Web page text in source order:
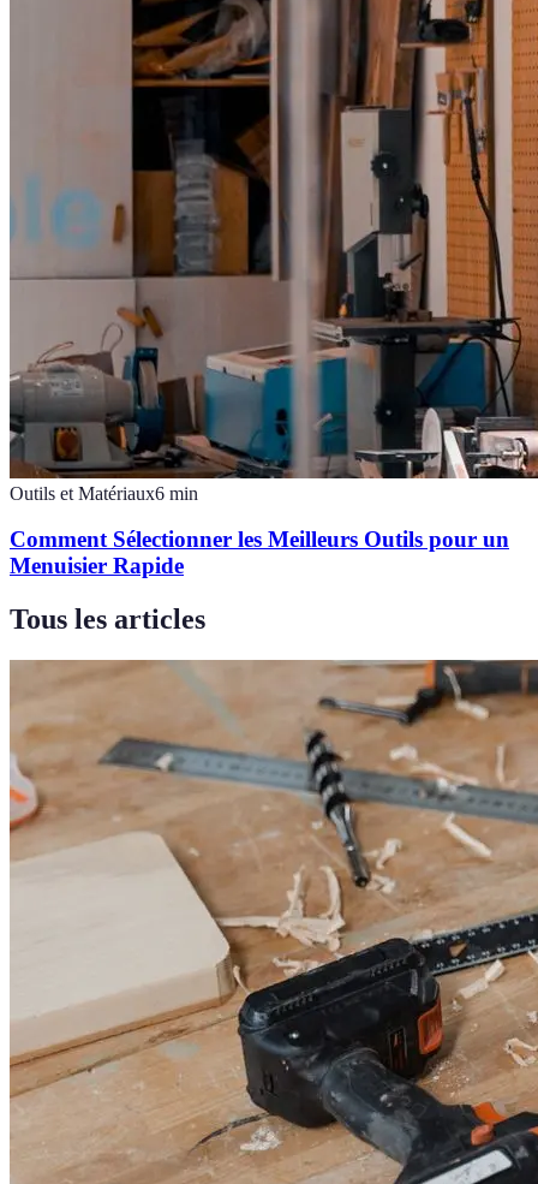
Outils et Matériaux6 min
Comment Sélectionner les Meilleurs Outils pour un
Menuisier Rapide
Tous les articles